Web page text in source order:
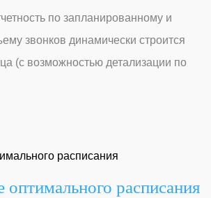
по запланированному и
звонков динамически строится
(с возможностью детализации по
оптимального расписания